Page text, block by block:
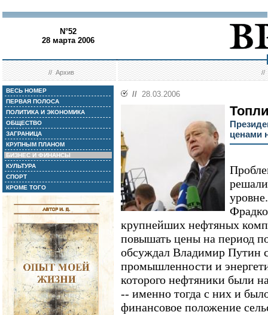
N°52
28 марта 2006
//Архив //
ВЕСЬ НОМЕР
ПЕРВАЯ ПОЛОСА
ПОЛИТИКА И ЭКОНОМИКА
ОБЩЕСТВО
ЗАГРАНИЦА
КРУПНЫМ ПЛАНОМ
БИЗНЕС И ФИНАНСЫ
КУЛЬТУРА
СПОРТ
КРОМЕ ТОГО
// 28.03.2006
ценами
крупнейших нефтяных
повышать цены на период
обсуждал Владимир Путин
промышленности и
которого нефтяники были
-- именно тогда с них и
финансовое положение